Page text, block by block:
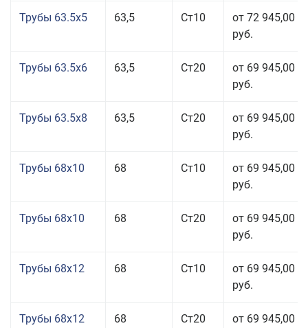
Трубы 63.5x5 63,5 Ст10
от 72 945,00
руб.
Трубы 63.5x6 63,5 Ст20
от 69 945,00
руб.
Трубы 63.5x8 63,5 Ст20
от 69 945,00
руб.
Трубы 68x10 68 Ст10
от 69 945,00
руб.
Трубы 68x10 68 Ст20
от 69 945,00
руб.
Трубы 68x12 68 Ст10
от 69 945,00
руб.
Трубы 68x12 68 Ст20
от 69 945,00